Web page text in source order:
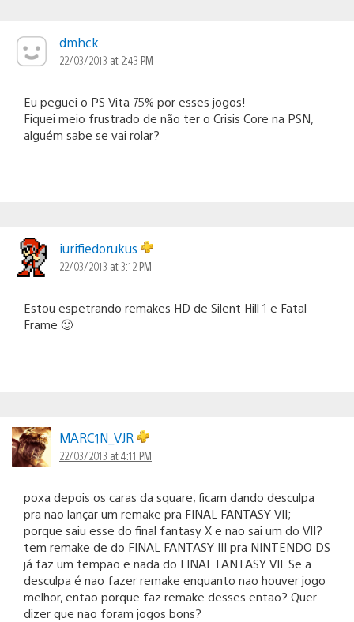
dmhck
22/03/2013 at 2:43 PM
Eu peguei o PS Vita 75% por esses jogos!
Fiquei meio frustrado de não ter o Crisis Core na PSN,
alguém sabe se vai rolar?
iurifiedorukus
22/03/2013 at 3:12 PM
Estou espetrando remakes HD de Silent Hill 1 e Fatal
Frame 🙂
MARC1N_VJR
22/03/2013 at 4:11 PM
poxa depois os caras da square, ficam dando desculpa
pra nao lançar um remake pra FINAL FANTASY VII;
porque saiu esse do final fantasy X e nao sai um do VII?
tem remake de do FINAL FANTASY III pra NINTENDO DS
já faz um tempao e nada do FINAL FANTASY VII. Se a
desculpa é nao fazer remake enquanto nao houver jogo
melhor, entao porque faz remake desses entao? Quer
dizer que nao foram jogos bons?